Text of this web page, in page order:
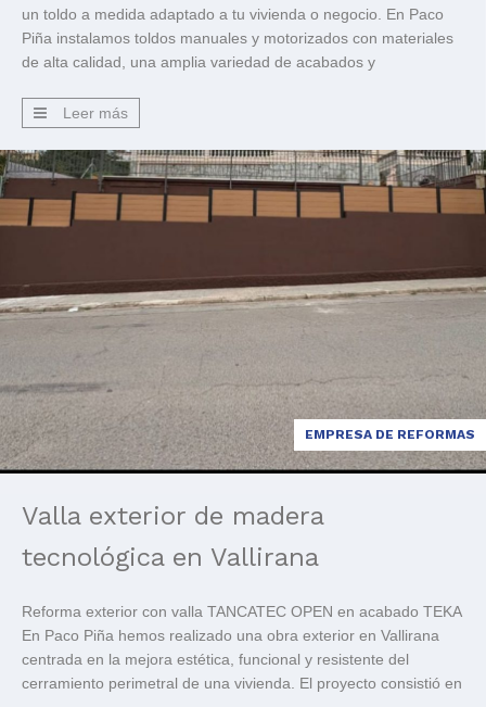
un toldo a medida adaptado a tu vivienda o negocio. En Paco
Piña instalamos toldos manuales y motorizados con materiales
de alta calidad, una amplia variedad de acabados y
terrazas, balcones, patios y jardines se convierten en los […]
Leer más
EMPRESA DE REFORMAS
Valla exterior de madera
tecnológica en Vallirana
Reforma exterior con valla TANCATEC OPEN en acabado TEKA
En Paco Piña hemos realizado una obra exterior en Vallirana
centrada en la mejora estética, funcional y resistente del
cerramiento perimetral de una vivienda. El proyecto consistió en